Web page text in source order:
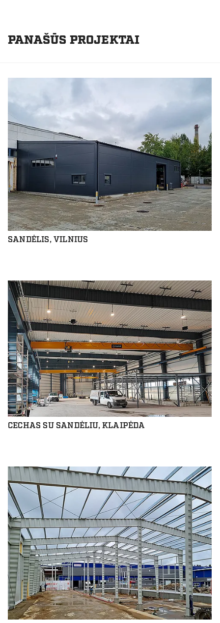
PANAŠŪS PROJEKTAI
SANDĖLIS, VILNIUS
CECHAS SU SANDĖLIU, KLAIPĖDA